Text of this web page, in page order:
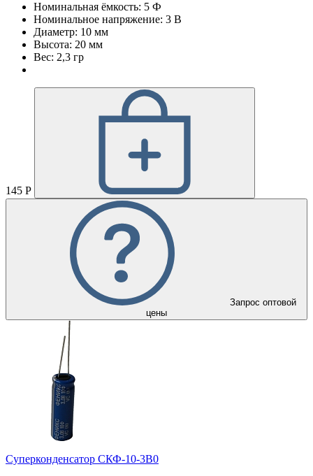
Номинальная ёмкость: 5 Ф
Номинальное напряжение: 3 В
Диаметр: 10 мм
Высота: 20 мм
Вес: 2,3 гр
145 Р
Запрос оптовой
цены
Суперконденсатор СКФ-10-3В0